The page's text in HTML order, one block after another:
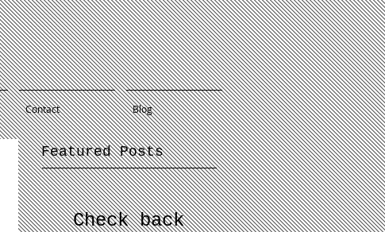
Contact Blog
Featured Posts
Check back